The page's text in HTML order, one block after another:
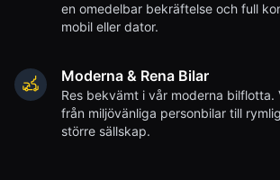
en omedelbar bekräftelse och full
mobil eller dator.
Moderna & Rena Bilar
Res bekvämt i vår moderna bilflotta.
från miljövänliga personbilar till
större sällskap.